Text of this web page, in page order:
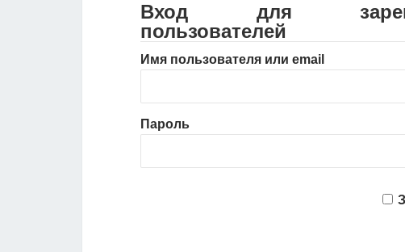
Вход для
пользователей
Имя пользователя или email
Пароль